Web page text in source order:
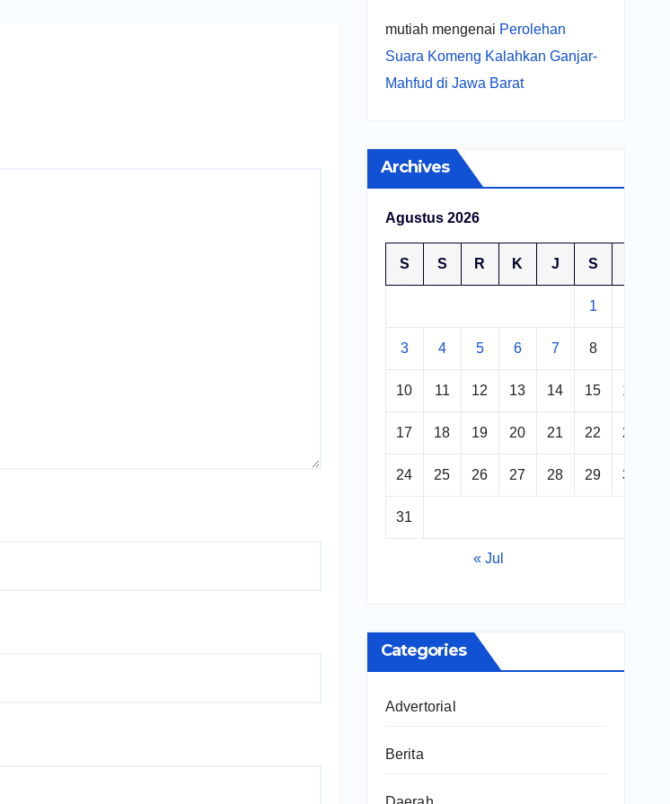
mutiah mengenai Perolehan
Suara Komeng Kalahkan Ganjar-
Mahfud di Jawa Barat
Archives
Agustus 2026
S S R K J S
1
3 4 5 6 7 8
10 11 12 13 14 15 16
17 18 19 20 21 22 23
24 25 26 27 28 29 30
31
« Jul
Categories
Advertorial
Berita